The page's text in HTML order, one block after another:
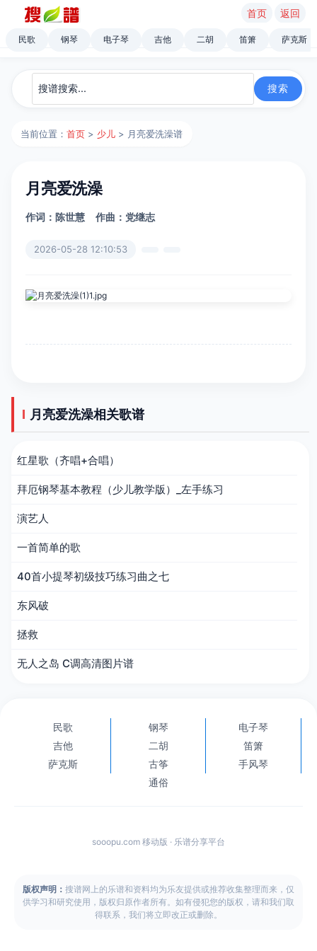
首页 返回
民歌 钢琴 电子琴 吉他 二胡 笛箫 萨克斯
当前位置：首页 > 少儿 > 月亮爱洗澡谱
月亮爱洗澡
作词：陈世慧 作曲：党继志
2026-05-28 12:10:53
月亮爱洗澡相关歌谱
红星歌（齐唱+合唱）
拜厄钢琴基本教程（少儿教学版）_左手练习
演艺人
一首简单的歌
40首小提琴初级技巧练习曲之七
东风破
拯救
无人之岛 C调高清图片谱
民歌 钢琴
电子琴
吉他
二胡
笛箫
萨克斯
古筝
手风琴
通俗
sooopu.com 移动版 · 乐谱分享平台
版权声明： 搜谱网上的乐谱和资料均为乐友提供或推荐收集整理而来，仅
供学习和研究使用，版权归原作者所有。如有侵犯您的版权，请和我们取
得联系，我们将立即改正或删除。